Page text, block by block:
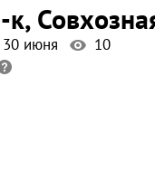
к,
июня 10